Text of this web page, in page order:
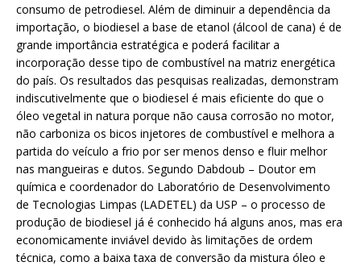
consumo de petrodiesel. Além de diminuir a dependência da
importação, o biodiesel a base de etanol (álcool de cana) é de
grande importância estratégica e poderá facilitar a
incorporação desse tipo de combustível na matriz energética
do país. Os resultados das pesquisas realizadas, demonstram
indiscutivelmente que o biodiesel é mais eficiente do que o
óleo vegetal in natura porque não causa corrosão no motor,
não carboniza os bicos injetores de combustível e melhora a
partida do veículo a frio por ser menos denso e fluir melhor
nas mangueiras e dutos. Segundo Dabdoub – Doutor em
química e coordenador do Laboratório de Desenvolvimento
de Tecnologias Limpas (LADETEL) da USP – o processo de
produção de biodiesel já é conhecido há alguns anos, mas era
economicamente inviável devido às limitações de ordem
técnica, como a baixa taxa de conversão da mistura óleo e